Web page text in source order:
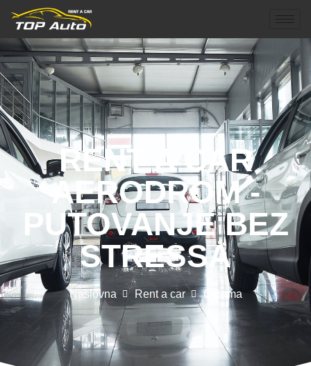
RENT A CAR
AERODROM -
PUTOVANJE BEZ
STRESSA
Naslovna Rent a car O nama